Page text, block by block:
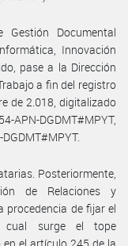
Gestión Documental
Innovación
pase a la Dirección
a fin del registro
de 2.018, digitalizado
DGDMT#MPYT,
Posteriormente,
de Relaciones y
procedencia de fijar el
cual surge el tope
el artículo 245 de la